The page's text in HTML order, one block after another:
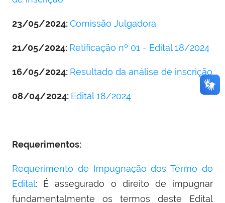
23/05/2024:Comissão Julgadora
21/05/2024: Retificação nº 01 - Edital 18/2024
16/05/2024: Resultado da análise de inscrição
08/04/2024: Edital 18/2024
Requerimentos:
Requerimento de Impugnação dos Termo do
Edital: É assegurado o direito de impugnar
fundamentalmente os termos deste Edital